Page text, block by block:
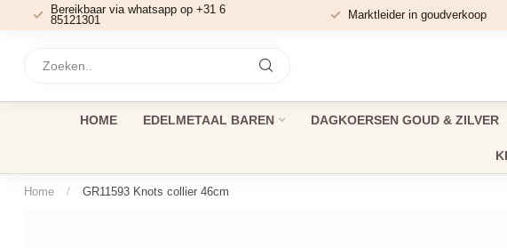
Bereikbaar via whatsapp op +31 6
85121301
Marktleider in goudverkoop
HOME EDELMETAAL BAREN DAGKOERSEN GOUD & ZILVER
Home / GR11593 Knots collier 46cm